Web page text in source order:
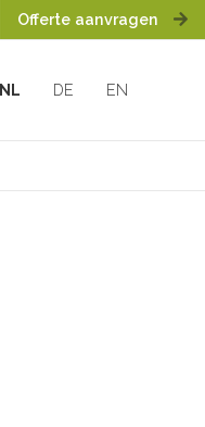
Offerte aanvragen
NL DE EN